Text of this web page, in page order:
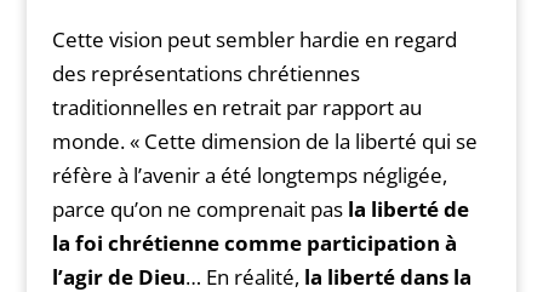
Cette vision peut sembler hardie en regard
des représentations chrétiennes
traditionnelles en retrait par rapport au
monde. « Cette dimension de la liberté qui se
réfère à l’avenir a été longtemps négligée,
parce qu’on ne comprenait pas la liberté de
la foi chrétienne comme participation à
l’agir de Dieu… En réalité, la liberté dans la